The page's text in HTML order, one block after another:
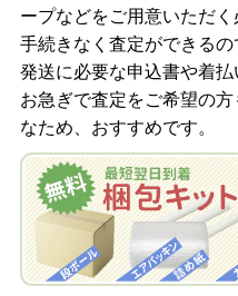
梱包キットをメールで申し
査定
を申
でお
自宅でおもちゃを発送・
梱包
撮影
梱包キットをLINEで申し
査定
申し
お届
自宅でおもちゃを発送・
ープなどをご用意いただ
手続きなく査定ができるの
発送に必要な申込書や着払
お急ぎで査定をご希望の
なため、おすすめです。